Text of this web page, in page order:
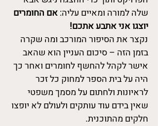
שלה למורה ומאיים עליה:אם החומרים
יוצגו אני אתבע אתכם!
נקצר את הסיפור המורכב ומה שקרה
בזמן הזה – סיכום העניין הוא שהאב
אישר לקהל להחשף לחומרים ואחר כך
היה על בית הספר למחוק כל זכר
לראיונות ולחתום על מסמך משפטי
שאין בידם עוד עותקים ולעולם לא יופצו
חלקים מהתוכנית.